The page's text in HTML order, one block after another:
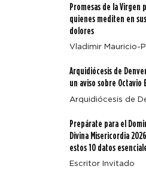
Cuando la misericordia nos
una reflexión sobre el arte
Promesas de la Virgen
quienes mediten en
dolores
Vladimir Mauricio-
Arquidiócesis de
un aviso sobre Octavio
Arquidiócesis de
Prepárate para el
Divina Misericordia
estos 10 datos
Escritor Invitado